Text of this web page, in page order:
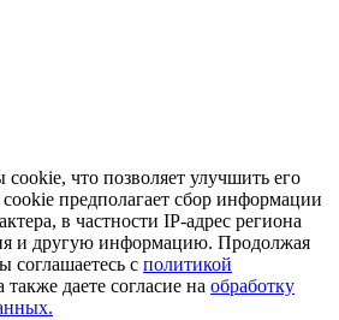
что позволяет улучшить его
предполагает сбор информации
в частности IP-адрес региона
и другую информацию. Продолжая
соглашаетесь с политикой
также даете согласие на обработку